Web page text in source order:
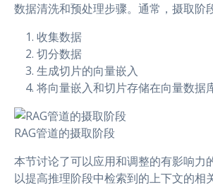
数据清洗和预处理步骤。通常，摄取阶
收集数据
切分数据
生成切片的向量嵌入
将向量嵌入和切片存储在向量数据
RAG管道的摄取阶段
本节讨论了可以应用和调整的有影响力
以提高推理阶段中检索到的上下文的相